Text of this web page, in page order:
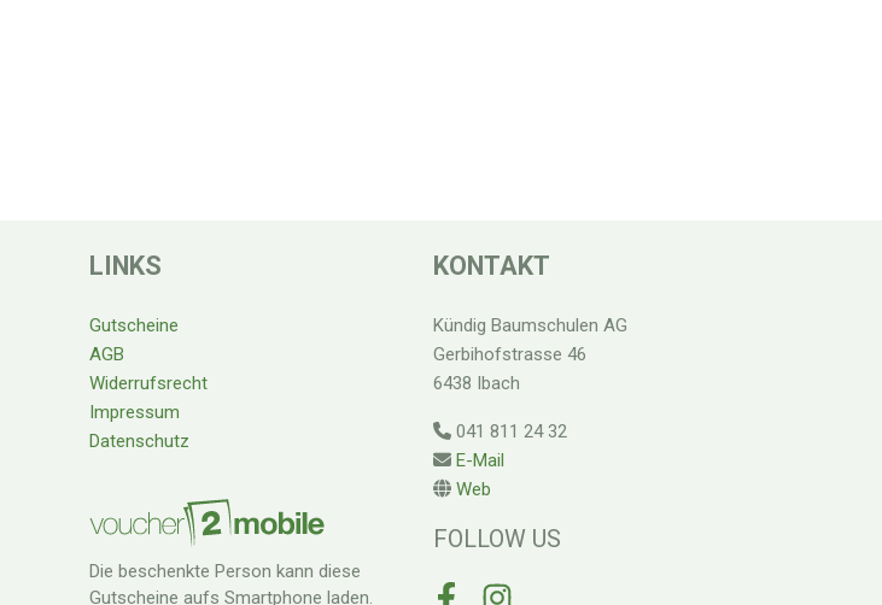
LINKS
Gutscheine
AGB
Widerrufsrecht
Impressum
Datenschutz
Die beschenkte Person kann diese
Gutscheine aufs Smartphone laden.
KONTAKT
Kündig Baumschulen AG
Gerbihofstrasse 46
6438 Ibach
041 811 24 32
E-Mail
Web
FOLLOW US